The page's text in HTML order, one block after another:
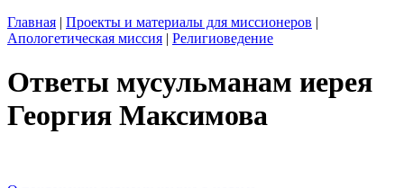
Главная | Проекты и материалы для миссионеров |
Апологетическая миссия | Религиоведение
Ответы мусульманам иерея
Георгия Максимова